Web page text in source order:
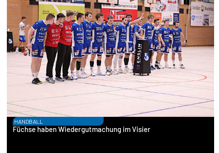
HANDBALL
Füchse haben Wiedergutmachung im Visier